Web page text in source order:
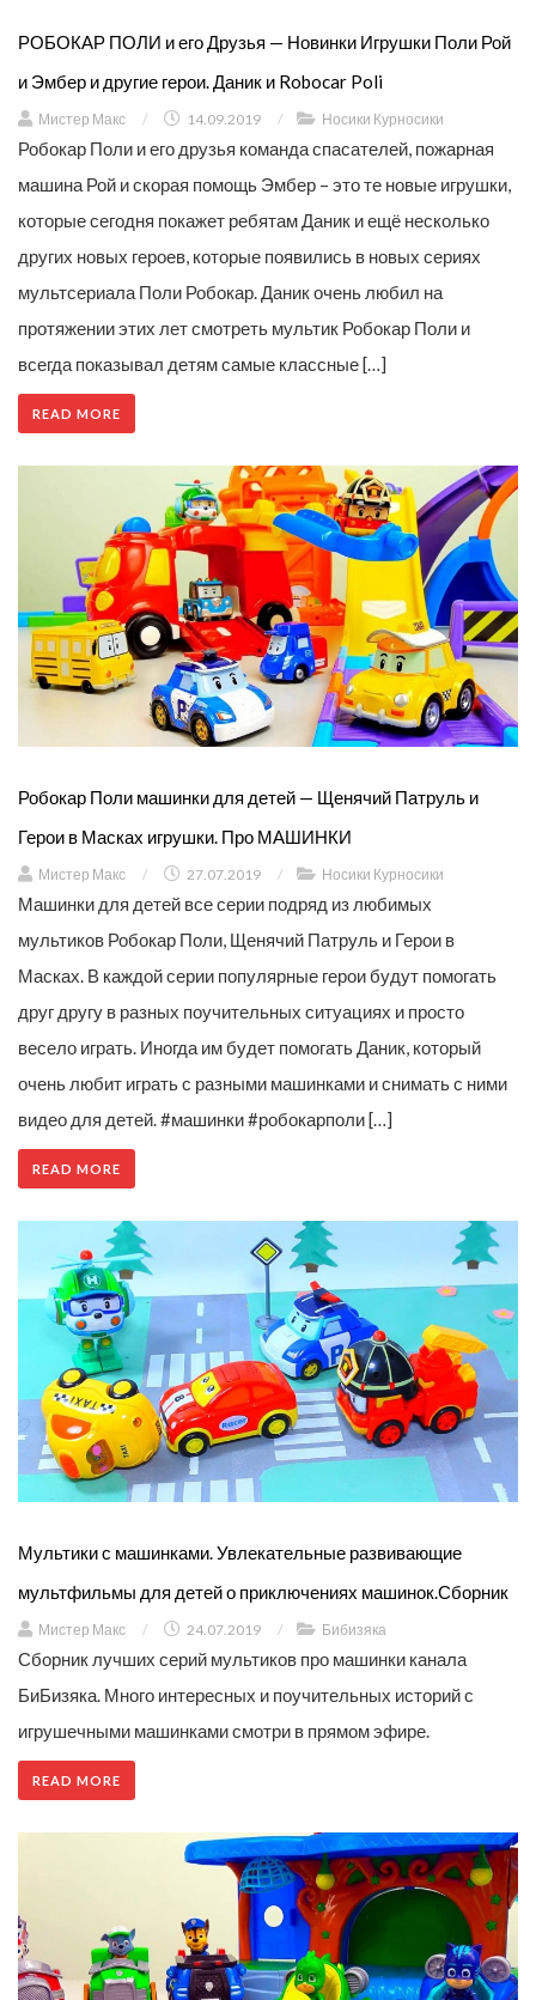
РОБОКАР ПОЛИ и его Друзья — Новинки Игрушки Поли Рой
и Эмбер и другие герои. Даник и Robocar Poli
Мистер Макс / 14.09.2019 / Носики Курносики
Робокар Поли и его друзья команда спасателей, пожарная
машина Рой и скорая помощь Эмбер – это те новые игрушки,
которые сегодня покажет ребятам Даник и ещё несколько
других новых героев, которые появились в новых сериях
мультсериала Поли Робокар. Даник очень любил на
протяжении этих лет смотреть мультик Робокар Поли и
всегда показывал детям самые классные […]
READ MORE
Робокар Поли машинки для детей — Щенячий Патруль и
Герои в Масках игрушки. Про МАШИНКИ
Мистер Макс / 27.07.2019 / Носики Курносики
Машинки для детей все серии подряд из любимых
мультиков Робокар Поли, Щенячий Патруль и Герои в
Масках. В каждой серии популярные герои будут помогать
друг другу в разных поучительных ситуациях и просто
весело играть. Иногда им будет помогать Даник, который
очень любит играть с разными машинками и снимать с ними
видео для детей. #машинки #робокарполи […]
READ MORE
Мультики с машинками. Увлекательные развивающие
мультфильмы для детей о приключениях машинок.Сборник
Мистер Макс / 24.07.2019 / Бибизяка
Сборник лучших серий мультиков про машинки канала
БиБизяка. Много интересных и поучительных историй с
игрушечными машинками смотри в прямом эфире.
READ MORE